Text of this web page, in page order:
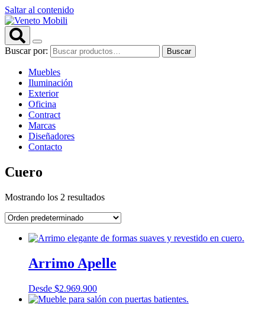
Saltar al contenido
Buscar por: Buscar
Muebles
Iluminación
Exterior
Oficina
Contract
Marcas
Diseñadores
Contacto
Cuero
Mostrando los 2 resultados
Arrimo Apelle
Desde $2.969.900